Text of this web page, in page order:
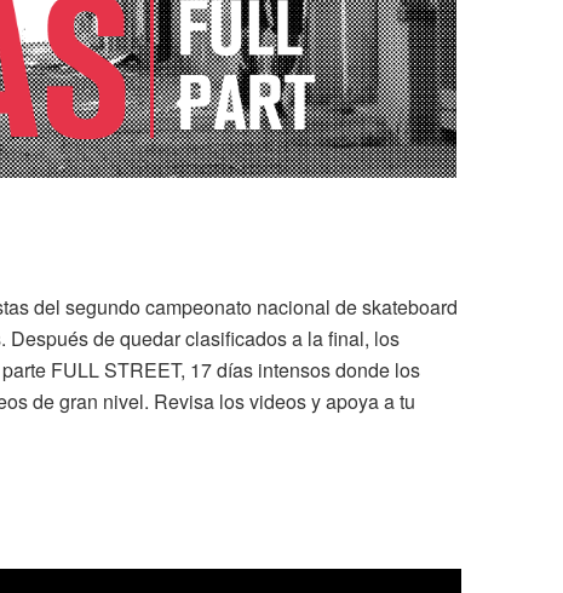
del segundo campeonato nacional de skateboard
de quedar clasificados a la final, los
FULL STREET, 17 días intensos donde los
de gran nivel. Revisa los videos y apoya a tu